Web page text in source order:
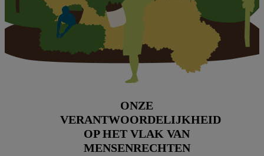
ONZE
VERANTWOORDELIJKHEID
OP HET VLAK VAN
MENSENRECHTEN